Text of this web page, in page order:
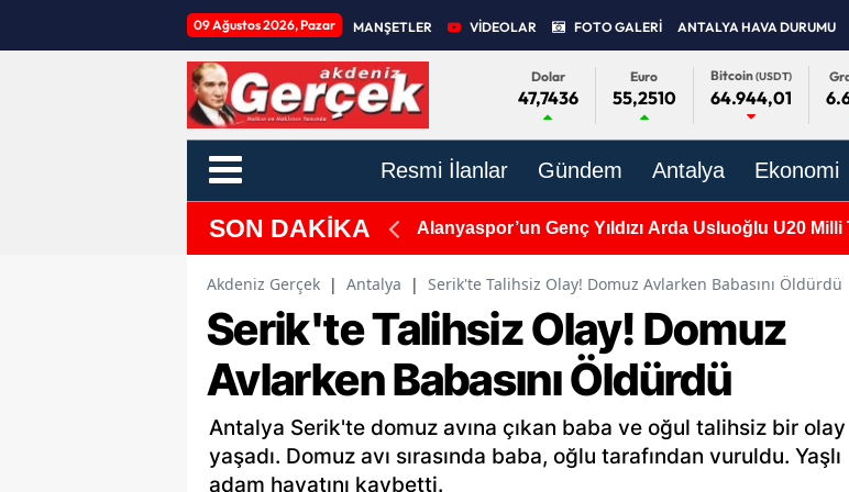
09 Ağustos 2026, Pazar MANŞETLER VİDEOLAR FOTO GALERİ ANTALYA HAVA DURUMU
Dolar
47,7436
Euro
55,2510
Bitcoin(USDT)
64.944,01
Resmi İlanlar Gündem Antalya Ekonomi
SON DAKİKA Alanyaspor’un Genç Yıldızı Arda Usluoğlu U20
Akdeniz Gerçek | Antalya | Serik'te Talihsiz Olay! Domuz Avlarken Babasını Öldürdü
Serik'te Talihsiz Olay! Domuz
Avlarken Babasını Öldürdü
Antalya Serik'te domuz avına çıkan baba ve oğul talihsiz bir olay
yaşadı. Domuz avı sırasında baba, oğlu tarafından vuruldu. Yaşlı
adam hayatını kaybetti.